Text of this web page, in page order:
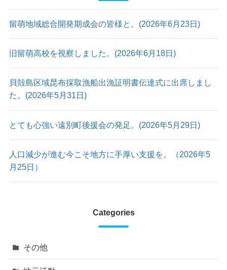
留萌地域総合開発期成会の皆様と。(2026年6月23日)
旧留萌高校を視察しました。(2026年6月18日)
貝殻島区域昆布採取漁船出漁証明書伝達式に出席しまし
た。(2026年5月31日)
とても心強い遠別町後援会の発足。(2026年5月29日)
人口減少が進む今こそ地方に手厚い支援を。（2026年5
月25日）
Categories
その他